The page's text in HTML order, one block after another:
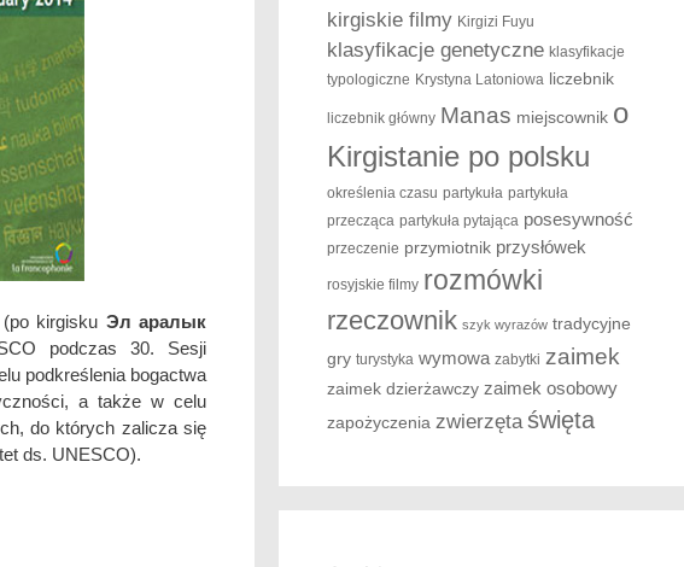
kirgisku Эл аралык
podczas 30. Sesji
podkreślenia bogactwa
a także w celu
do których zalicza się
ds. UNESCO).
kirgiskie filmy Kirgizi Fuyu
klasyfikacje genetyczne klasyfikacje
typologiczne Krystyna Latoniowa liczebnik
liczebnik główny Manas miejscownik o
Kirgistanie po polsku
określenia czasu partykuła partykuła
przecząca partykuła pytająca posesywność
przeczenie przymiotnik przysłówek
rosyjskie filmy rozmówki
rzeczownik szyk wyrazów tradycyjne
gry turystyka wymowa zabytki zaimek
zaimek dzierżawczy zaimek osobowy
zapożyczenia zwierzęta święta